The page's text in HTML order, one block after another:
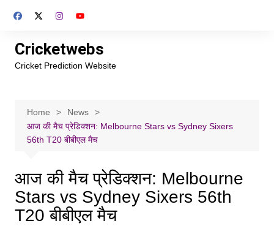
Cricketwebs
Cricket Prediction Website
Home
News
आज की मैच प्रेडिक्शन: Melbourne Stars vs Sydney Sixers
56th T20 बीबीएल मैच
आज की मैच प्रेडिक्शन: Melbourne
Stars vs Sydney Sixers 56th
T20 बीबीएल मैच